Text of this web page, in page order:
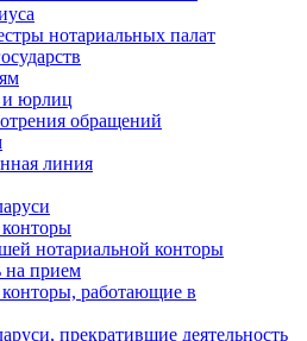
нотариальных палат
и юрлиц
обращений
линия
нотариальной конторы
на прием
работающие в
прекратившие деятельность